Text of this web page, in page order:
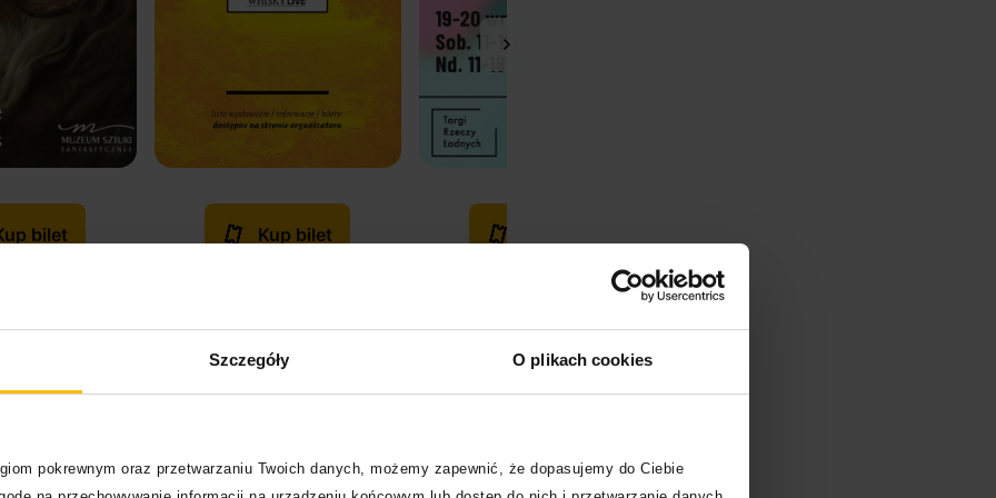
Szczegóły O plikach cookies
pokrewnym oraz przetwarzaniu Twoich danych, możemy zapewnić, że dopasujemy do Ciebie
bilet Kup bilet
się dowiedzieć w
planetarium? Z pewnością Wasza ciekawość nie jest
Otóż teraz postaramy się Wam podpowiedzieć,
się poczuć w planetariach, zgoda? Oto kilka